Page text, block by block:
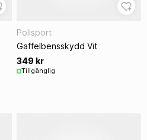
Polisport
Gaffelbensskydd Vit
349 kr
Tillgänglig